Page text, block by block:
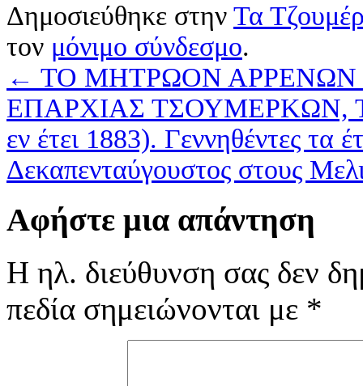
Δημοσιεύθηκε στην Τα
τον μόνιμο σύνδεσμο.
← ΤΟ ΜΗΤΡΩΟΝ
ΕΠΑΡΧΙΑΣ ΤΣΟΥΜΕΡΚΩΝ,
εν έτει 1883). Γεννηθέντες τα
Δεκαπενταύγουστος στους
Αφήστε μια απάντηση
Η ηλ. διεύθυνση σας δεν
πεδία σημειώνονται με *